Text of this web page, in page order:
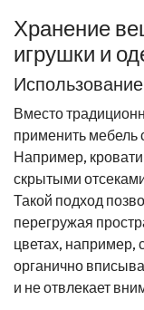
Хранение
игрушки и
Вместо
применить
Например,
скрытыми
Такой подход
перегружая
цветах, например,
органично
и не отвлекает